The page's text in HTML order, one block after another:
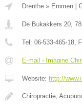
Drenthe » Emmen
De Bukakkers 20,
Tel: 06-533-465-18,
E-mail › Imagine
Website: http://
Chiropractie,